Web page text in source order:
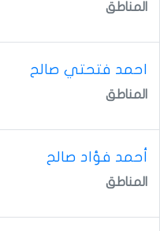
المناطق
احمد فتحتي صالح
المناطق
أحمد فؤاد صالح
المناطق